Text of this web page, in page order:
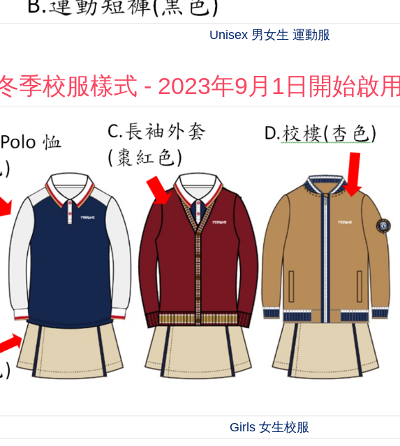
Unisex 男女生 運動服
季校服樣式 - 2023年9月1日開始啟用
Girls 女生校服